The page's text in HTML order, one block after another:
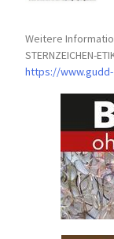
Weitere
STERNZEICHEN-
https://